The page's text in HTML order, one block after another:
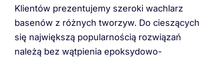
Klientów prezentujemy szeroki wachlarz
basenów z różnych tworzyw. Do cieszących
się największą popularnością rozwiązań
należą bez wątpienia epoksydowo-